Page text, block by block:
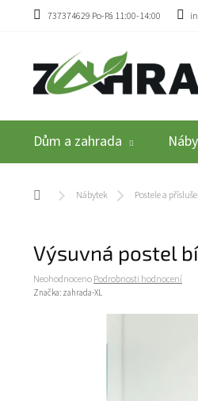
Přejít na obsah
737374629 Po-Pá 11:00-14:00
Dům a zahrada
Domů Nábytek Postele a
Výsuvná postel
Průměrné hodnocení produktu je 0,0
NeohodnocenoPodrobnosti hodnocení
Značka: zahrada-XL